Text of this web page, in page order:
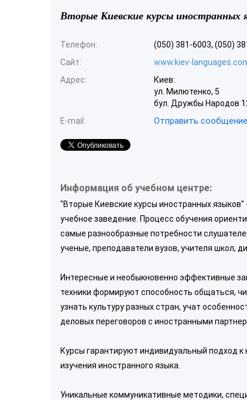
Вторые Киевские курсы иностранных
Телефон:
(050) 381-6003, (050)
Сайт:
www.kiev-
Адрес:
Киев:
ул. Милютенко, 5
бул. Дружбы Народов
E-mail:
Отправить сообщение
Информация об учебном центре:
"Вторые Киевские курсы иностранных
учебное заведение. Процесс обучения
самые разнообразные потребности
ученые, преподаватели вузов, учителя школ,
Интересные и необыкновенно эффективные
техники формируют способность общаться,
узнать культуру разных стран, учат
деловых переговоров с иностранными
Курсы гарантируют индивидуальный подход
изучения иностранного языка.
Уникальные коммуникативные методики,